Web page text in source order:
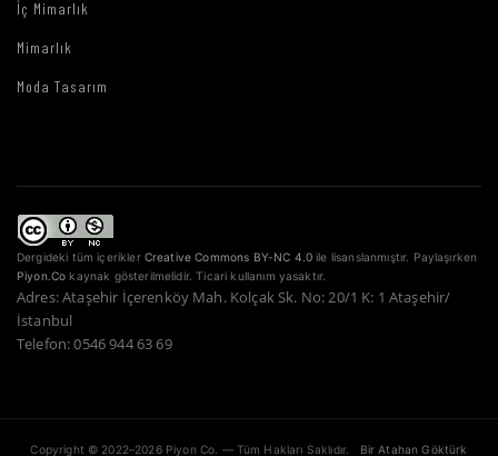
İç Mimarlık
Mimarlık
Moda Tasarım
Dergideki tüm içerikler Creative Commons BY-NC 4.0 ile lisanslanmıştır. Paylaşırken
Piyon.Co kaynak gösterilmelidir. Ticari kullanım yasaktır.
Adres: Ataşehir İçerenköy Mah. Kolçak Sk. No: 20/1 K: 1 Ataşehir/
İstanbul
Telefon: 0546 944 63 69
Copyright © 2022–2026 Piyon Co. — Tüm Hakları Saklıdır. Bir Atahan Göktürk